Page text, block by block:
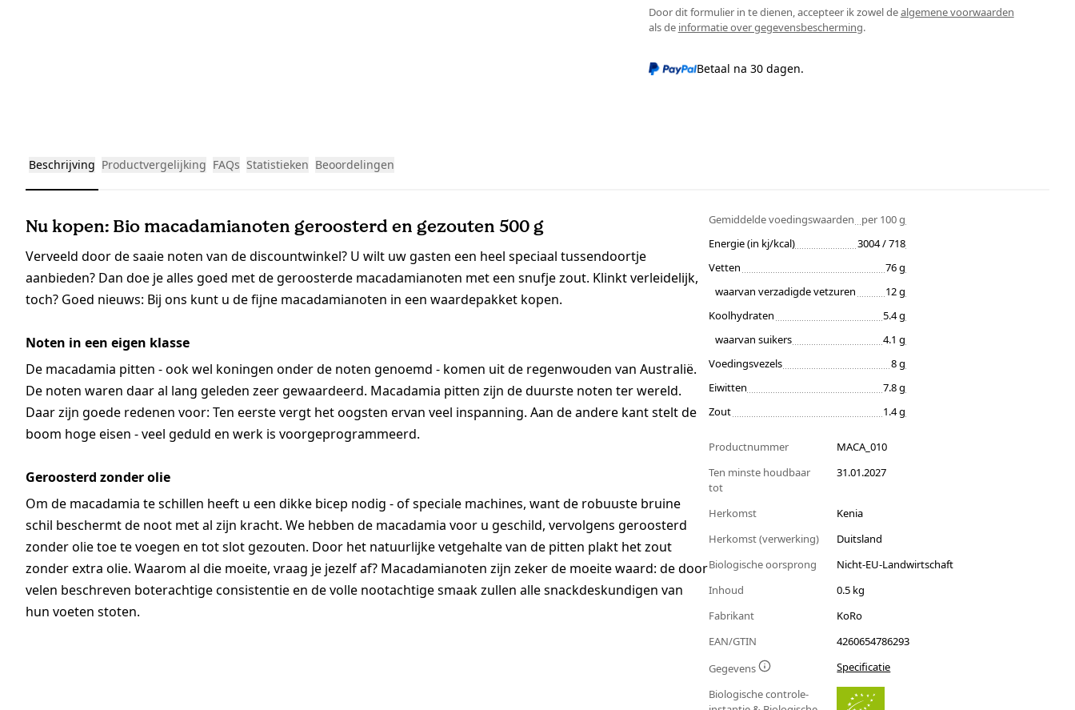
Door dit formulier in te dienen, accepteer ik zowel dealgemene voorwaarden
als de informatie over gegevensbescherming.
Betaal na 30 dagen.
Beschrijving Productvergelijking FAQs Statistieken Beoordelingen
Nu kopen: Bio macadamianoten geroosterd en gezouten 500 g
Verveeld door de saaie noten van de discountwinkel? U wilt uw gasten een heel speciaal tussendoortje
aanbieden? Dan doe je alles goed met de geroosterde macadamianoten met een snufje zout. Klinkt verleidelijk,
toch? Goed nieuws: Bij ons kunt u de fijne macadamianoten in een waardepakket kopen.
Noten in een eigen klasse
De macadamia pitten - ook wel koningen onder de noten genoemd - komen uit de regenwouden van Australië.
De noten waren daar al lang geleden zeer gewaardeerd. Macadamia pitten zijn de duurste noten ter wereld.
Daar zijn goede redenen voor: Ten eerste vergt het oogsten ervan veel inspanning. Aan de andere kant stelt de
boom hoge eisen - veel geduld en werk is voorgeprogrammeerd.
Geroosterd zonder olie
Om de macadamia te schillen heeft u een dikke bicep nodig - of speciale machines, want de robuuste bruine
schil beschermt de noot met al zijn kracht. We hebben de macadamia voor u geschild, vervolgens geroosterd
zonder olie toe te voegen en tot slot gezouten. Door het natuurlijke vetgehalte van de pitten plakt het zout
zonder extra olie. Waarom al die moeite, vraag je jezelf af? Macadamianoten zijn zeker de moeite waard: de door
velen beschreven boterachtige consistentie en de volle nootachtige smaak zullen alle snackdeskundigen van
hun voeten stoten.
Gemiddelde voedingswaarden
per 100 g
Energie (in kj/kcal)
3004 / 718
Vetten
76 g
waarvan verzadigde vetzuren
12 g
Koolhydraten
5.4 g
waarvan suikers
4.1 g
Voedingsvezels
8 g
Eiwitten
7.8 g
Zout
1.4 g
Productnummer
MACA_010
Ten minste houdbaar
tot
31.01.2027
Herkomst
Kenia
Herkomst (verwerking)
Duitsland
Biologische oorsprong
Nicht-EU-Landwirtschaft
Inhoud
0.5 kg
Fabrikant
KoRo
EAN/GTIN
4260654786293
Gegevens
Specificatie
Biologische controle-